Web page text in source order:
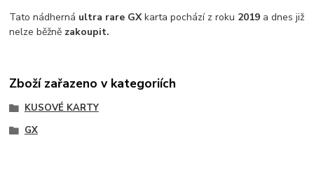
Tato nádherná ultra rare GXkarta pochází z roku 2019 a dnes již
nelze běžně zakoupit.
Zboží zařazeno v kategoriích
KUSOVÉ KARTY
GX